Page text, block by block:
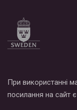
При використанні
посилання на сайт